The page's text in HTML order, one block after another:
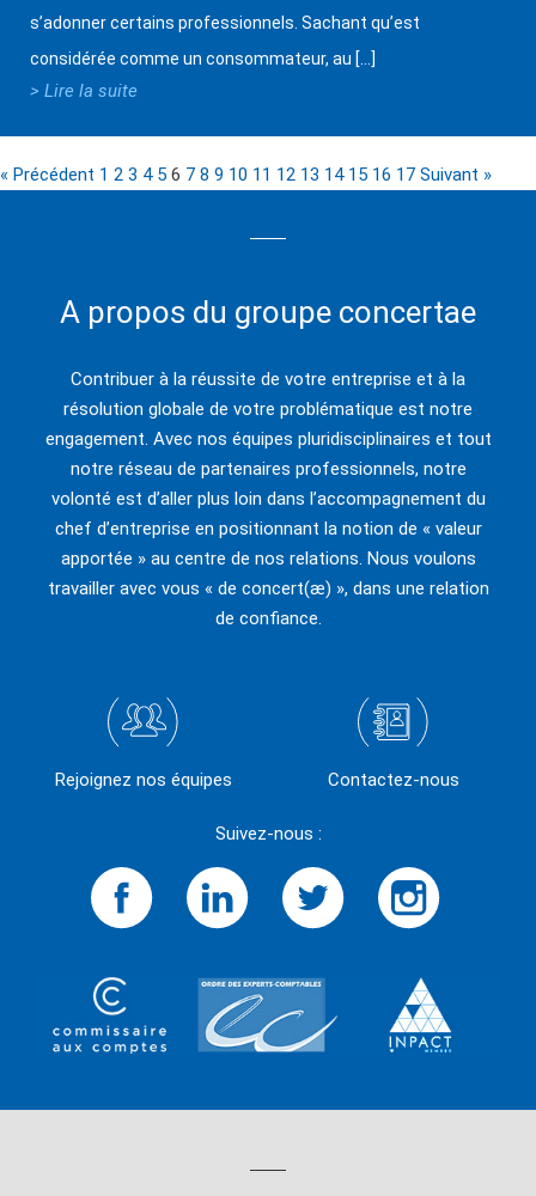
s’adonner certains professionnels. Sachant qu’est
considérée comme un consommateur, au […]
> Lire la suite
« Précédent 1 2 3 4 5 6 7 8 9 10 11 12 13 14 15 16 17 Suivant »
A propos du groupe concertae
Contribuer à la réussite de votre entreprise et à la
résolution globale de votre problématique est notre
engagement. Avec nos équipes pluridisciplinaires et tout
notre réseau de partenaires professionnels, notre
volonté est d’aller plus loin dans l’accompagnement du
chef d’entreprise en positionnant la notion de « valeur
apportée » au centre de nos relations. Nous voulons
travailler avec vous « de concert(æ) », dans une relation
de confiance.
Suivez-nous :
Rejoignez nos équipes Contactez-nous